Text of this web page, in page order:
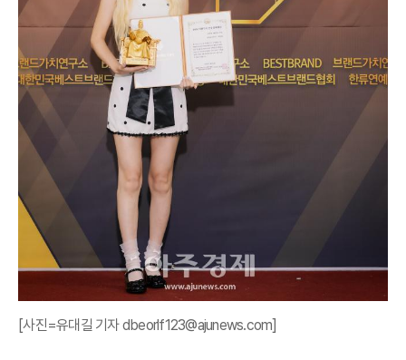
[사진=유대길 기자 dbeorlf123@ajunews.com]